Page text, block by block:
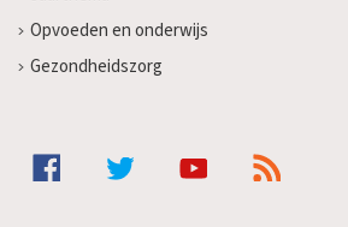
Opvoeden en onderwijs
Gezondheidszorg